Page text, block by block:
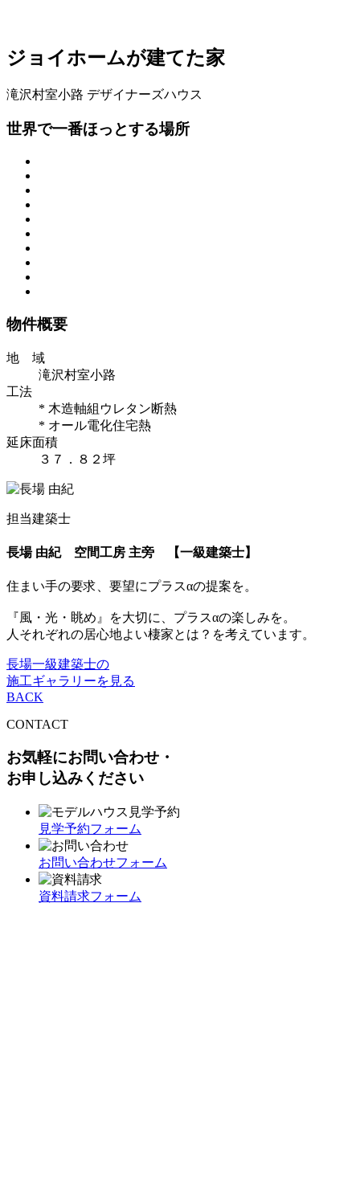
ジョイホームが建てた家
滝沢村室小路 デザイナーズハウス
世界で一番ほっとする場所
物件概要
地 域
滝沢村室小路
工法
* 木造軸組ウレタン断熱
* オール電化住宅熱
延床面積
３７．８２坪
担当建築士
長場 由紀 空間工房 主旁 【一級建築士】
住まい手の要求、要望にプラスαの提案を。
『風・光・眺め』を大切に、プラスαの楽しみを。
人それぞれの居心地よい棲家とは？を考えています。
長場一級建築士の
施工ギャラリーを見る
BACK
CONTACT
お気軽にお問い合わせ・
お申し込みください
見学予約フォーム
お問い合わせフォーム
資料請求フォーム